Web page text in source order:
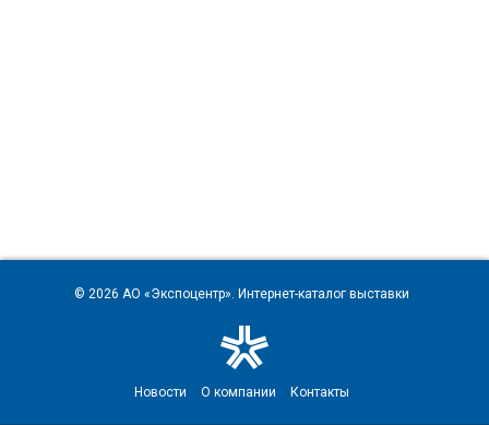
© 2026 АО «Экспоцентр». Интернет-каталог выставки
Новости О компании Контакты